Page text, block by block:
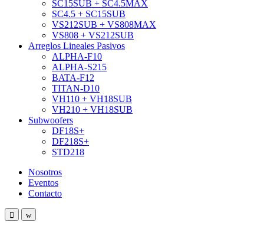
SC15SUB + SC4.5MAX
SC4.5 + SC15SUB
VS212SUB + VS808MAX
VS808 + VS212SUB
Arreglos Lineales Pasivos
ALPHA-F10
ALPHA-S215
BATA-F12
TITAN-D10
VH110 + VH18SUB
VH210 + VH18SUB
Subwoofers
DF18S+
DF218S+
STD218
Nosotros
Eventos
Contacto